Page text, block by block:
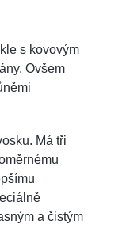
s kovovým
Ovšem
Má tři
a čistým